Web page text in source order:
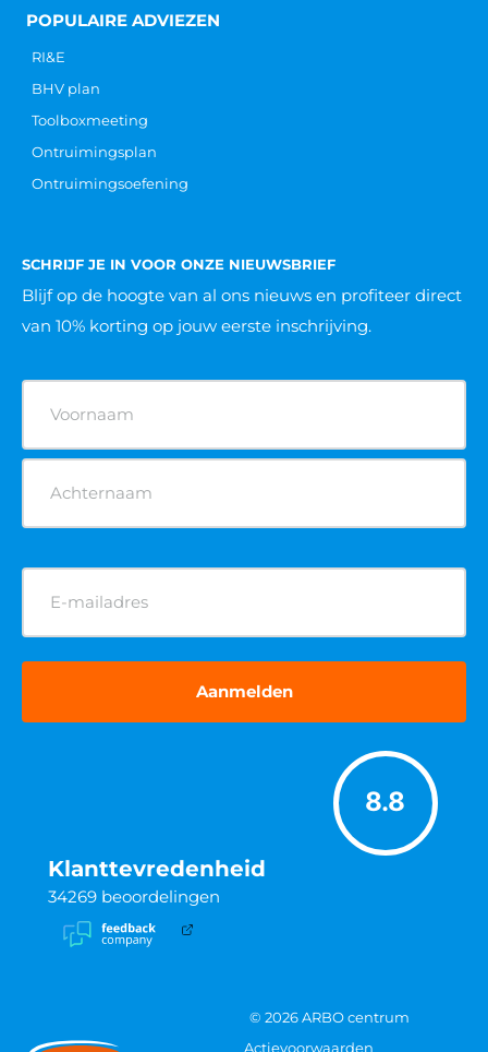
POPULAIRE ADVIEZEN
RI&E
BHV plan
Toolboxmeeting
Ontruimingsplan
Ontruimingsoefening
SCHRIJF JE IN VOOR ONZE NIEUWSBRIEF
Blijf op de hoogte van al ons nieuws en profiteer direct
van 10% korting op jouw eerste inschrijving.
(Vereist)
E-
(Vereist)
8.8
Klanttevredenheid
34269 beoordelingen
© 2026 ARBO centrum
Actievoorwaarden